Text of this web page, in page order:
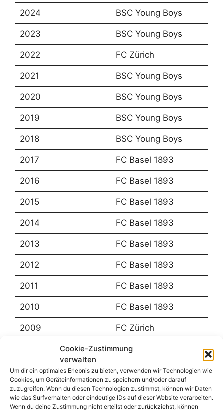
Cookie-Zustimmung
verwalten
Um dir ein optimales Erlebnis zu bieten, verwenden wir Technologien wie
Cookies, um Geräteinformationen zu speichern und/oder darauf
zuzugreifen. Wenn du diesen Technologien zustimmst, können wir Daten
wie das Surfverhalten oder eindeutige IDs auf dieser Website verarbeiten.
Wenn du deine Zustimmung nicht erteilst oder zurückziehst, können
2024 BSC Young Boys
2023 BSC Young Boys
2022 FC Zürich
2021 BSC Young Boys
2020 BSC Young Boys
2019 BSC Young Boys
2018 BSC Young Boys
2017 FC Basel 1893
2016 FC Basel 1893
2015 FC Basel 1893
2014 FC Basel 1893
2013 FC Basel 1893
2012 FC Basel 1893
2011 FC Basel 1893
2010 FC Basel 1893
2009 FC Zürich
FC Basel 1893
2007 FC Zürich
2006 FC Zürich